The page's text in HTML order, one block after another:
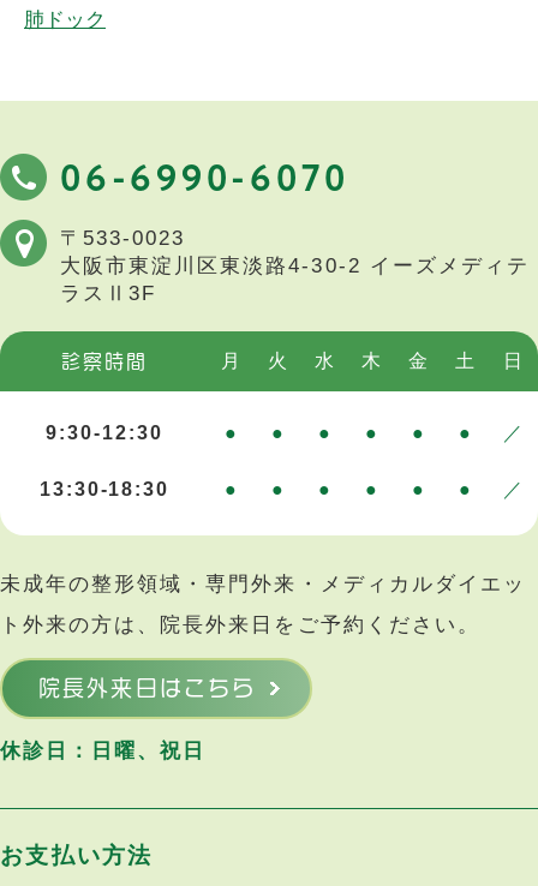
肺ドック
06-6990-6070
〒533-0023
大阪市東淀川区東淡路4-30-2 イーズメディテ
ラスⅡ3F
診察時間 月 火 水 木 金 土 日
9:30-12:30 ● ● ● ● ● ● ／
13:30-18:30 ● ● ● ● ● ● ／
未成年の整形領域・専門外来・メディカルダイエッ
ト外来の方は、院長外来日をご予約ください。
院長外来日はこちら
休診日：日曜、祝日
お支払い方法